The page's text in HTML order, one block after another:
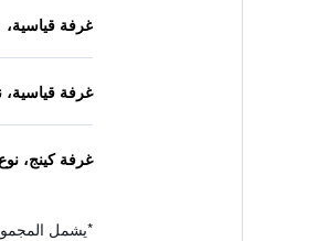
غرفة قياسية، 1 سرير مزدوج
غرفة
غرفة كينج،
*يشمل